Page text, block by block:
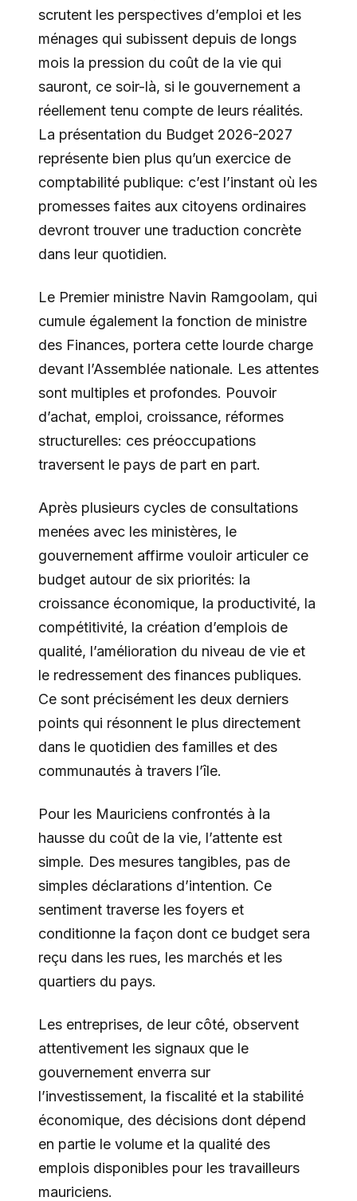
scrutent les perspectives d’emploi et les
ménages qui subissent depuis de longs
mois la pression du coût de la vie qui
sauront, ce soir-là, si le gouvernement a
réellement tenu compte de leurs réalités.
La présentation du Budget 2026-2027
représente bien plus qu’un exercice de
comptabilité publique: c’est l’instant où les
promesses faites aux citoyens ordinaires
devront trouver une traduction concrète
dans leur quotidien.
Le Premier ministre Navin Ramgoolam, qui
cumule également la fonction de ministre
des Finances, portera cette lourde charge
devant l’Assemblée nationale. Les attentes
sont multiples et profondes. Pouvoir
d’achat, emploi, croissance, réformes
structurelles: ces préoccupations
traversent le pays de part en part.
Après plusieurs cycles de consultations
menées avec les ministères, le
gouvernement affirme vouloir articuler ce
budget autour de six priorités: la
croissance économique, la productivité, la
compétitivité, la création d’emplois de
qualité, l’amélioration du niveau de vie et
le redressement des finances publiques.
Ce sont précisément les deux derniers
points qui résonnent le plus directement
dans le quotidien des familles et des
communautés à travers l’île.
Pour les Mauriciens confrontés à la
hausse du coût de la vie, l’attente est
simple. Des mesures tangibles, pas de
simples déclarations d’intention. Ce
sentiment traverse les foyers et
conditionne la façon dont ce budget sera
reçu dans les rues, les marchés et les
quartiers du pays.
Les entreprises, de leur côté, observent
attentivement les signaux que le
gouvernement enverra sur
l’investissement, la fiscalité et la stabilité
économique, des décisions dont dépend
en partie le volume et la qualité des
emplois disponibles pour les travailleurs
mauriciens.